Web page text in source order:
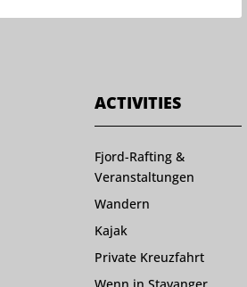
ACTIVITIES
Fjord-Rafting &
Veranstaltungen
Wandern
Kajak
Private Kreuzfahrt
Wenn in Stavanger